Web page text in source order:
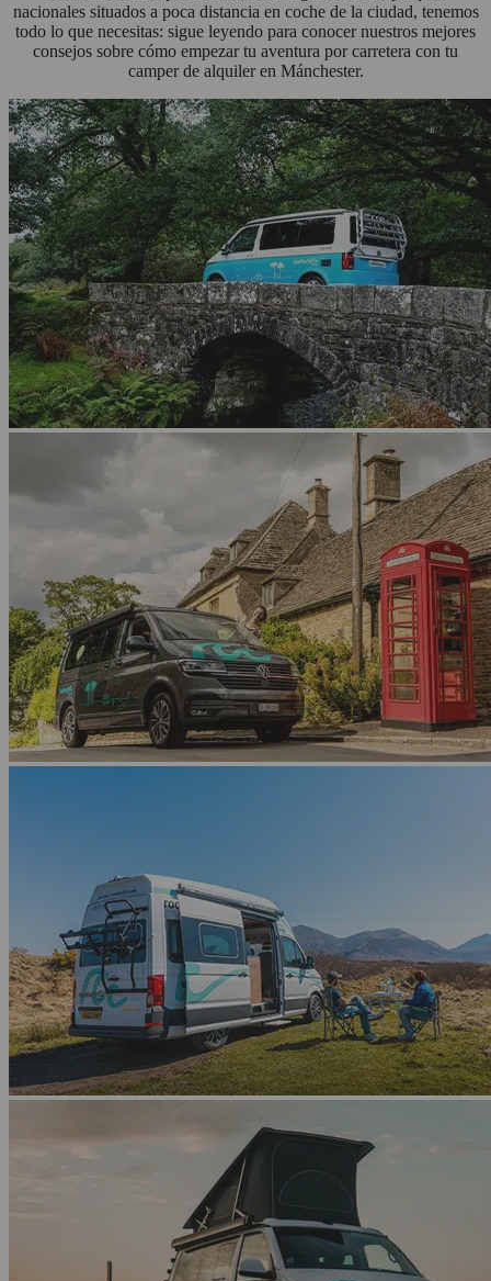
nacionales situados a poca distancia en coche de la ciudad, tenemos
todo lo que necesitas: sigue leyendo para conocer nuestros mejores
consejos sobre cómo empezar tu aventura por carretera con tu
camper de alquiler en Mánchester.